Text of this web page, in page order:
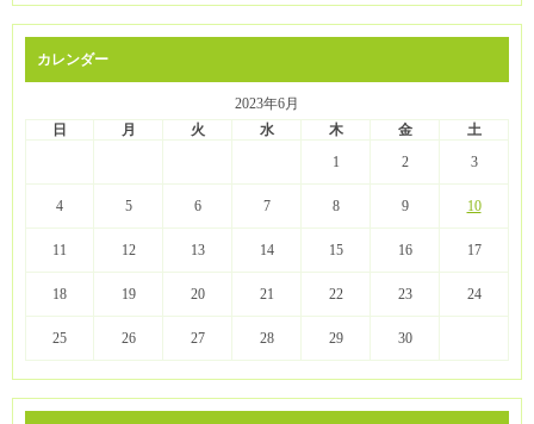
カレンダー
2023年6月
日
月 火 水 木 金
土
1
2 3
4 5 6 7 8 9 10
11 12 13 14 15 16 17
18 19 20 21 22 23 24
25 26 27 28 29 30